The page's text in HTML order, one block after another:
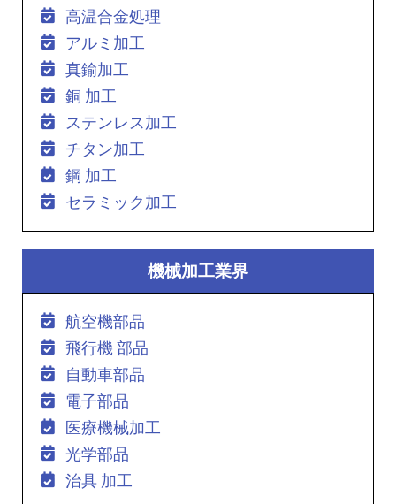
高温合金処理
アルミ加工
真鍮加工
銅 加工
ステンレス加工
チタン加工
鋼 加工
セラミック加工
機械加工業界
航空機部品
飛行機 部品
自動車部品
電子部品
医療機械加工
光学部品
治具 加工